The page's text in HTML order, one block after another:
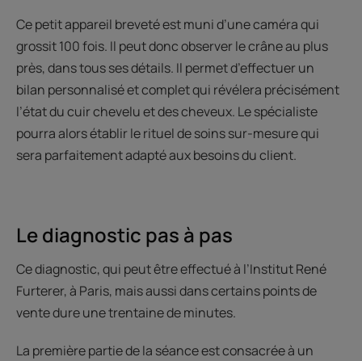
Ce petit appareil breveté est muni d’une caméra qui
grossit 100 fois. Il peut donc observer le crâne au plus
près, dans tous ses détails. Il permet d’effectuer un
bilan personnalisé et complet qui révélera précisément
l’état du cuir chevelu et des cheveux. Le spécialiste
pourra alors établir le rituel de soins sur-mesure qui
sera parfaitement adapté aux besoins du client.
Le diagnostic pas à pas
Ce diagnostic, qui peut être effectué à l’Institut René
Furterer, à Paris, mais aussi dans certains points de
vente dure une trentaine de minutes.
La première partie de la séance est consacrée à un